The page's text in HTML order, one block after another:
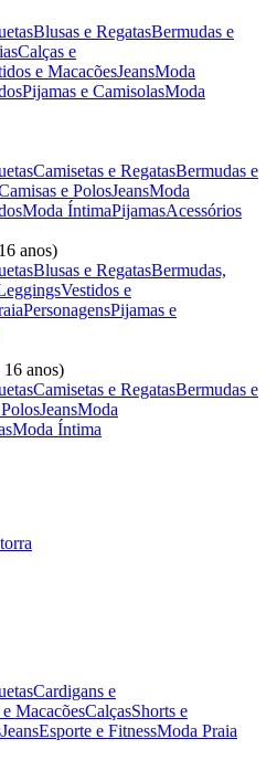
Blusas e RegatasBermudas e
Calças e
e MacacõesJeansModa
Pijamas e CamisolasModa
Camisetas e RegatasBermudas e
e PolosJeansModa
Moda ÍntimaPijamasAcessórios
anos)
Blusas e RegatasBermudas,
Vestidos e
PersonagensPijamas e
anos)
Camisetas e RegatasBermudas e
JeansModa
Moda Íntima
Cardigans e
MacacõesCalçasShorts e
JeansEsporte e FitnessModa Praia